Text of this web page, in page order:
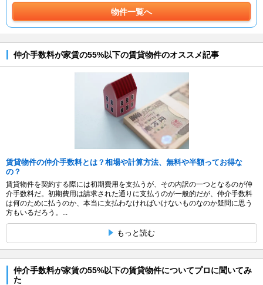
物件一覧へ
仲介手数料が家賃の55%以下の賃貸物件のオススメ記事
賃貸物件の仲介手数料とは？相場や計算方法、無料や半額ってお得な
の？
賃貸物件を契約する際には初期費用を支払うが、その内訳の一つとなるのが仲
介手数料だ。初期費用は請求された通りに支払うのが一般的だが、仲介手数料
は何のために払うのか、本当に支払わなければいけないものなのか疑問に思う
方もいるだろう。...
もっと読む
仲介手数料が家賃の55%以下の賃貸物件についてプロに聞いてみ
た